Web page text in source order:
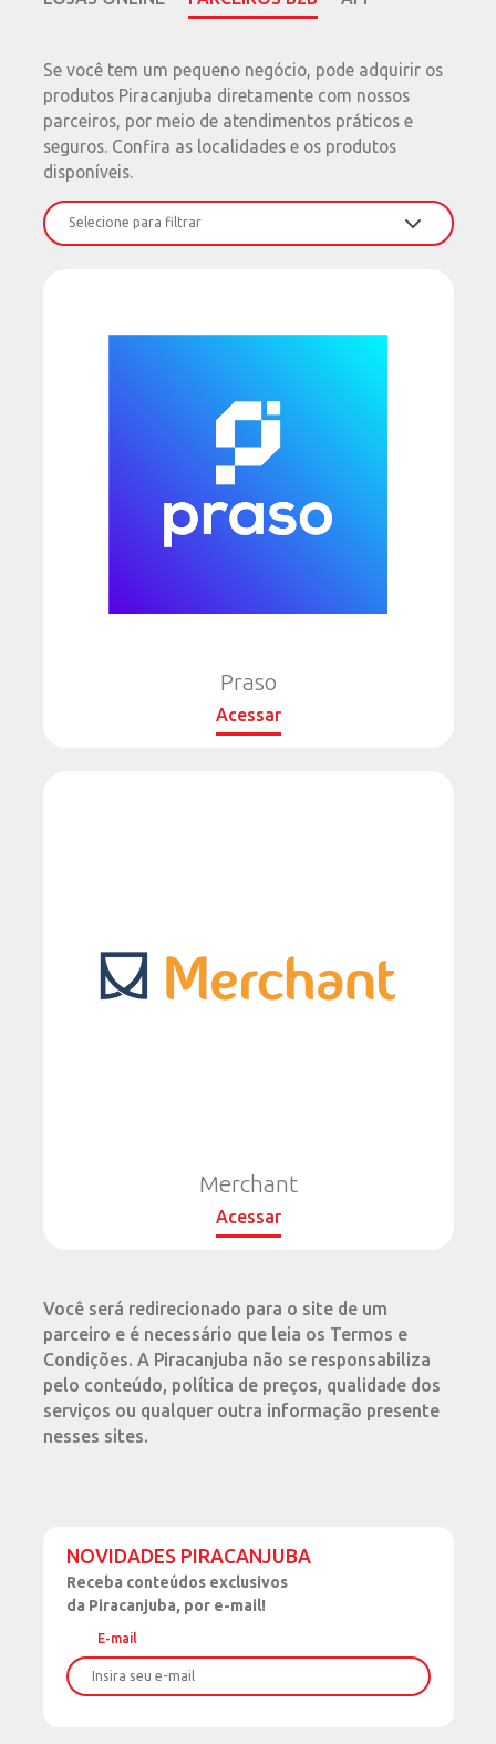
Se você tem um pequeno negócio, pode adquirir os
produtos Piracanjuba diretamente com nossos
parceiros, por meio de atendimentos práticos e
seguros. Confira as localidades e os produtos
disponíveis.
Praso
Acessar
Merchant
Acessar
Você será redirecionado para o site de um
parceiro e é necessário que leia os Termos e
Condições. A Piracanjuba não se responsabiliza
pelo conteúdo, política de preços, qualidade dos
serviços ou qualquer outra informação presente
nesses sites.
NOVIDADES PIRACANJUBA
Receba conteúdos exclusivos
da Piracanjuba, por e-mail!
E-mail